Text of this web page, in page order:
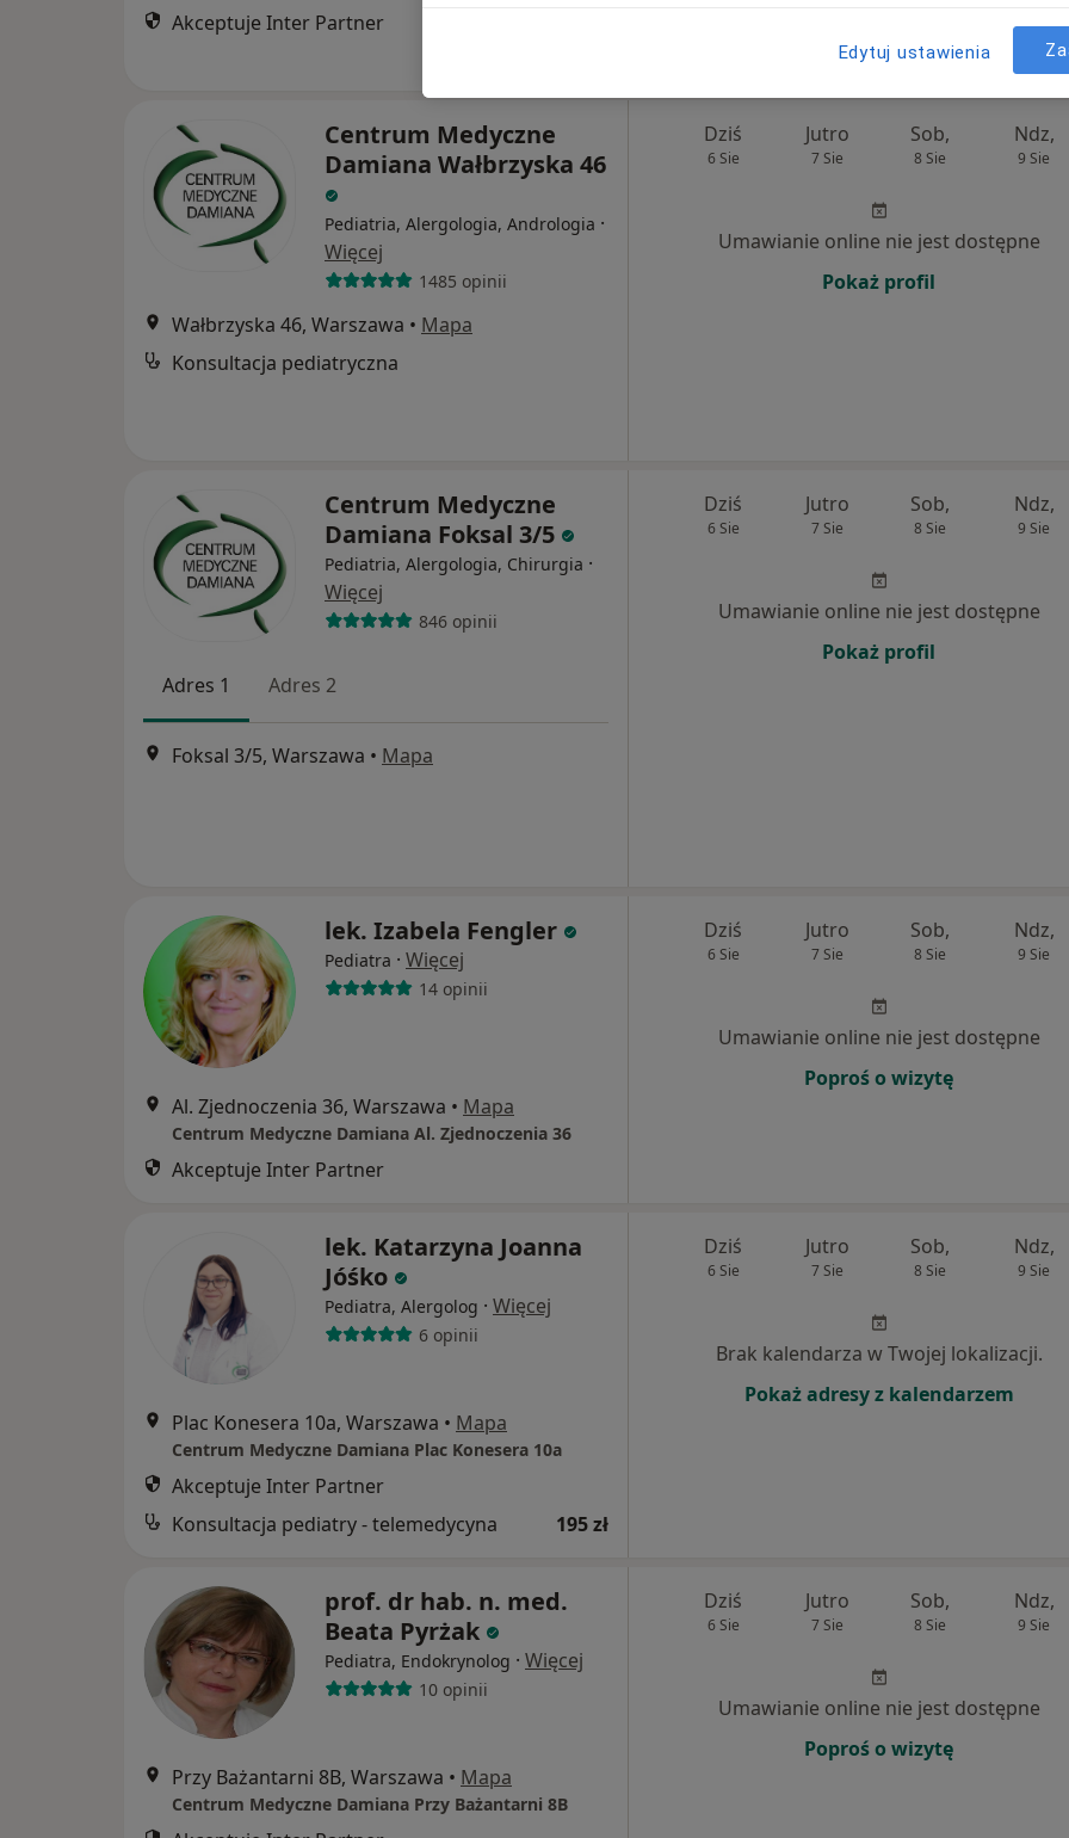
Akceptuje Inter Partner
Centrum Medyczne
Damiana Wałbrzyska 46
Pediatria, Alergologia, Andrologia ·
Więcej
1485 opinii
Wałbrzyska 46, Warszawa • Mapa
Konsultacja pediatryczna
Dziś
6 Sie
Jutro
7 Sie
Sob,
8 Sie
Ndz,
9 Sie
Umawianie online nie jest dostępne
Pokaż profil
Centrum Medyczne
Damiana Foksal 3/5
Pediatria, Alergologia, Chirurgia ·
Więcej
846 opinii
Adres 1 Adres 2
Foksal 3/5, Warszawa • Mapa
Dziś
6 Sie
Jutro
7 Sie
Sob,
8 Sie
Ndz,
9 Sie
Umawianie online nie jest dostępne
Pokaż profil
lek. Izabela Fengler
Pediatra · Więcej
14 opinii
Al. Zjednoczenia 36, Warszawa • Mapa
Centrum Medyczne Damiana Al. Zjednoczenia 36
Akceptuje Inter Partner
Dziś
6 Sie
Jutro
7 Sie
Sob,
8 Sie
Ndz,
9 Sie
Umawianie online nie jest dostępne
Poproś o wizytę
lek. Katarzyna Joanna
Jóśko
Pediatra, Alergolog · Więcej
6 opinii
Plac Konesera 10a, Warszawa • Mapa
Centrum Medyczne Damiana Plac Konesera 10a
Akceptuje Inter Partner
Konsultacja pediatry - telemedycyna
195 zł
Dziś
6 Sie
Jutro
7 Sie
Sob,
8 Sie
Ndz,
9 Sie
Brak kalendarza w Twojej lokalizacji.
Pokaż adresy z kalendarzem
prof. dr hab. n. med.
Beata Pyrżak
Pediatra, Endokrynolog · Więcej
10 opinii
Przy Bażantarni 8B, Warszawa • Mapa
Centrum Medyczne Damiana Przy Bażantarni 8B
Dziś
6 Sie
Jutro
7 Sie
Sob,
8 Sie
Ndz,
9 Sie
Umawianie online nie jest dostępne
Poproś o wizytę
Edytuj ustawienia